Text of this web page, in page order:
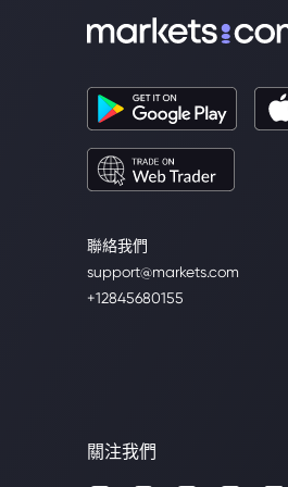
聯絡我們
support@markets.com
+12845680155
關注我們